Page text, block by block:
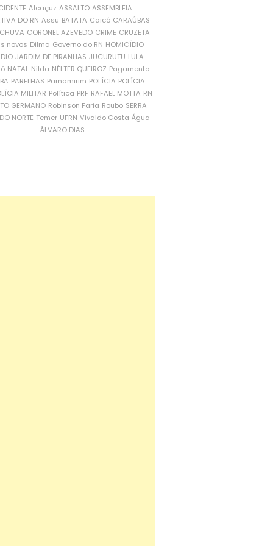
Alcaçuz ASSALTO ASSEMBLEIA
DO RN Assu BATATA Caicó CARAÚBAS
CORONEL AZEVEDO CRIME CRUZETA
novos Dilma Governo do RN HOMICÍDIO
JARDIM DE PIRANHAS JUCURUTU LULA
NATAL Nilda NÉLTER QUEIROZ Pagamento
PARELHAS Parnamirim POLÍCIA POLÍCIA
MILITAR Política PRF RAFAEL MOTTA RN
GERMANO Robinson Faria Roubo SERRA
NORTE Temer UFRN Vivaldo Costa Água
ÁLVARO DIAS